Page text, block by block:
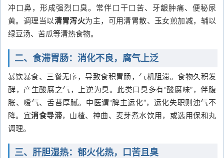
冲口鼻，形成强烈口臭。常伴口干口苦、牙龈肿痛、便秘尿
黄。调理当以清胃泻火为主，可用清胃散、玉女煎加减，辅以
绿豆汤、苦瓜等清热食物。
二、食滞胃肠：消化不良，腐气上泛
暴饮暴食、三餐无序，导致食积胃肠，气机阻滞。食物久积发
酵，产生酸腐之气，上逆为臭。此类口臭多有“酸腐味”，伴腹
胀、嗳气、舌苔厚腻。中医谓“脾主运化”，运化失职则浊气不
降。宜消食导滞，山楂、神曲、麦芽煮水饮用，或选用保和丸
调理。
三、肝胆湿热：郁火化热，口苦且臭